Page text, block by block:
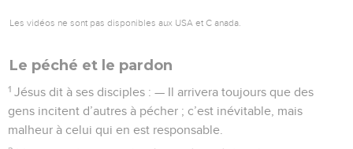
Les vidéos ne sont pas disponibles aux USA et C anada.
Le péché et le pardon
1 Jésus dit à ses disciples : — Il arrivera toujours que des
gens incitent d’autres à pécher ; c’est inévitable, mais
malheur à celui qui en est responsable.